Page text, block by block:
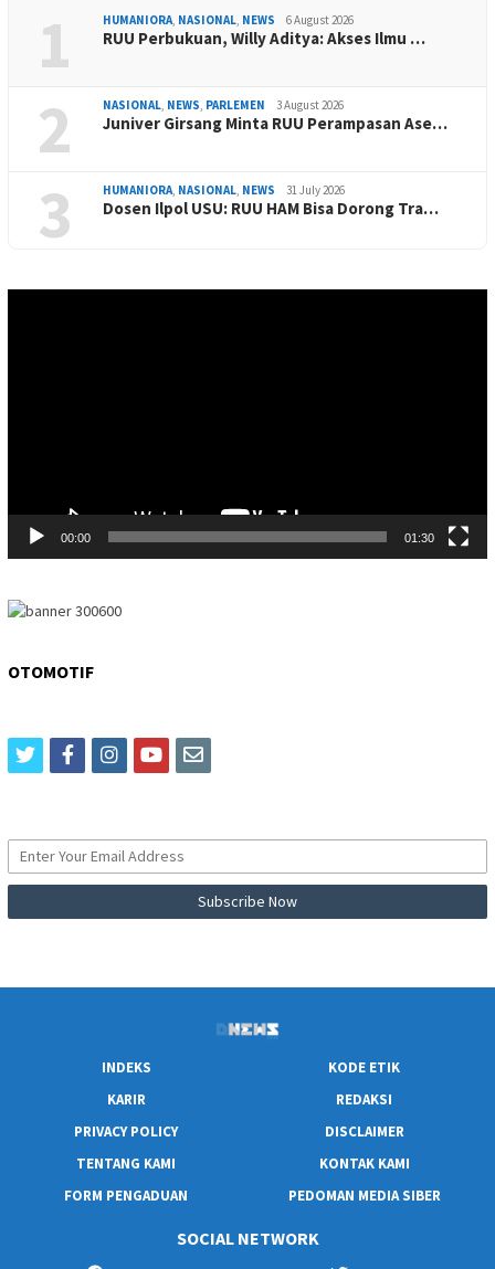
1 HUMANIORA NASIONAL NEWS 6 August 2026
RUU Perbukuan, Willy Aditya: Akses Ilmu …
2 NASIONAL NEWS PARLEMEN 3 August 2026
Juniver Girsang Minta RUU Perampasan Ase…
3 HUMANIORA NASIONAL NEWS 31 July 2026
Dosen Ilpol USU: RUU HAM Bisa Dorong Tra…
00:00 01:30
OTOMOTIF
twitterfacebookinstagram
youtubeemail
INDEKS
KODE ETIK
KARIR
REDAKSI
PRIVACY POLICY
DISCLAIMER
TENTANG KAMI
KONTAK KAMI
FORM PENGADUAN
PEDOMAN MEDIA SIBER
SOCIAL NETWORK